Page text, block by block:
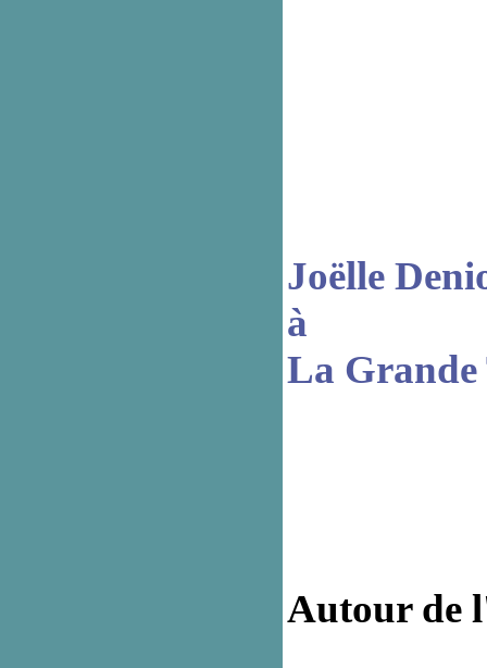
Joëlle
à
La Grande
Autour de